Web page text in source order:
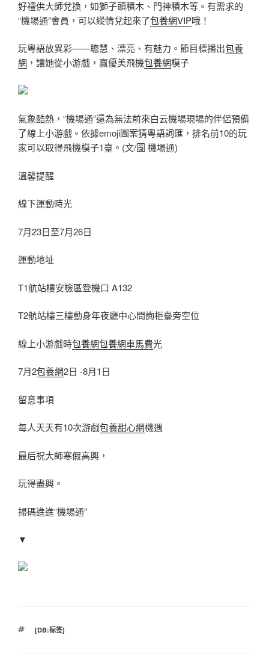
好禮供大師兌換，如獅子頭積木、門神積木等。有需求的
“機場通”會員，可以縱情兌起來了包養網VIP哦！
玩粵語放異彩——聰慧、漂亮、有魅力。節目標播出包養
網 ，讓她從小游戲，贏優美飛機包養網模子
氣象酷熱，“機場通”還為無法前來白云機場現場的伴侶預備
了線上小游戲。依據emoji圖案猜粵語詞匯，排名前10的玩
家可以取得飛機模子1臺。(文/圖 機場通)
溫馨提醒
線下運動時光
7月23日至7月26日
運動地址
T1航站樓安檢區登機口 A132
T2航站樓三樓動身年夜廳中心問詢柜臺旁空位
線上小游戲時包養網包養網車馬費光
7月2包養網2日 -8月1日
留意事項
每人天天有10次游戲包養甜心網機遇
最后祝大師寒假高興，
玩得盡興。
掃碼進進“機場通”
▼
標
[DB:标签]